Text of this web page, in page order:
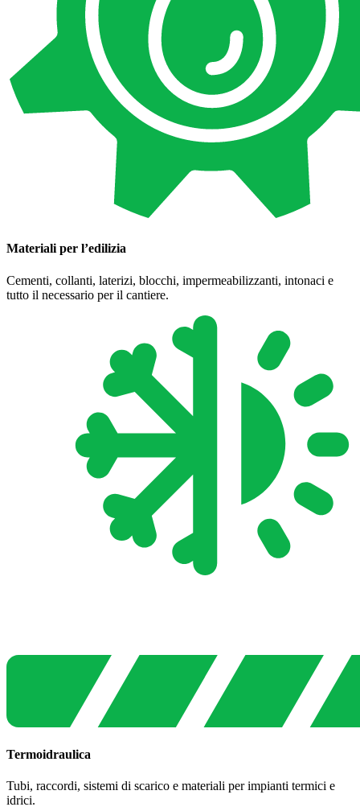
Materiali per l’edilizia
Cementi, collanti, laterizi, blocchi, impermeabilizzanti, intonaci e
tutto il necessario per il cantiere.
Termoidraulica
Tubi, raccordi, sistemi di scarico e materiali per impianti termici e
idrici.